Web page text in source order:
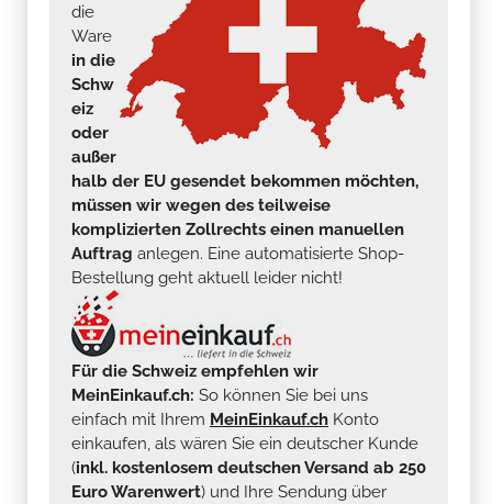
die
Ware
in die
Schw
eiz
oder
außer
halb der EU gesendet bekommen möchten,
müssen wir wegen des teilweise
komplizierten Zollrechts einen manuellen
Auftrag anlegen. Eine automatisierte Shop-
Bestellung geht aktuell leider nicht!
Für die Schweiz empfehlen wir
MeinEinkauf.ch: So können Sie bei uns
einfach mit Ihrem MeinEinkauf.ch Konto
einkaufen, als wären Sie ein deutscher Kunde
(inkl. kostenlosem deutschen Versand ab 250
Euro Warenwert) und Ihre Sendung über